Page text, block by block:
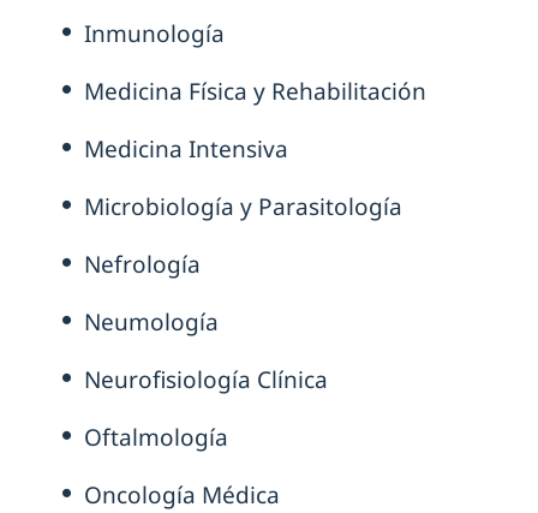
Inmunología
Medicina Física y Rehabilitación
Medicina Intensiva
Microbiología y Parasitología
Nefrología
Neumología
Neurofisiología Clínica
Oftalmología
Oncología Médica